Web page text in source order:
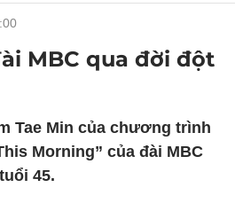
MBC qua đời đột
Tae Min của chương trình
Morning” của đài MBC
45.